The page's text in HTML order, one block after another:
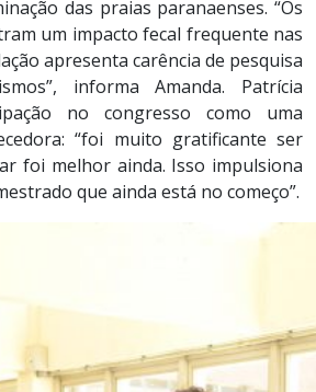
das praias paranaenses. “Os
um impacto fecal frequente nas
apresenta carência de pesquisa
informa Amanda. Patrícia
no congresso como uma
“foi muito gratificante ser
foi melhor ainda. Isso impulsiona
que ainda está no começo”.